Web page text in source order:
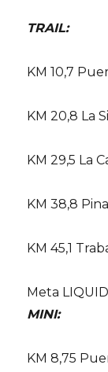
TRAIL:
KM 10,7
KM 20,8 La
KM 29,5 La
KM 38,8
KM 45,1
Meta
MINI:
KM 8,75